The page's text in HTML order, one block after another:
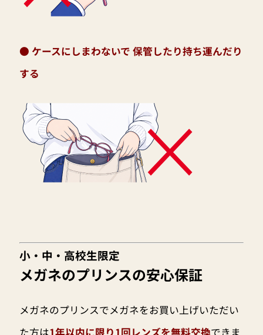
● ケースにしまわないで 保管したり持ち運んだり
する
小・中・高校生限定
メガネのプリンスの安心保証
メガネのプリンスでメガネをお買い上げいただい
た方は1年以内に限り1回レンズを無料交換できま